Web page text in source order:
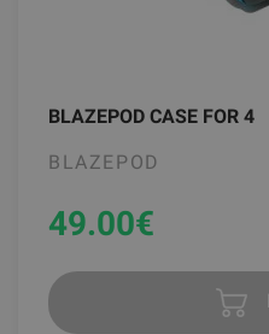
BLAZEPOD CASE FOR 4
BLAZEPOD
49.00€